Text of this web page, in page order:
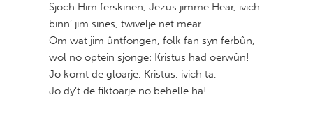
Sjoch Him ferskinen, Jezus jimme Hear, ivich
binn’ jim sines, twivelje net mear.
Om wat jim ûntfongen, folk fan syn ferbûn,
wol no optein sjonge: Kristus had oerwûn!
Jo komt de gloarje, Kristus, ivich ta,
Jo dy’t de fiktoarje no behelle ha!